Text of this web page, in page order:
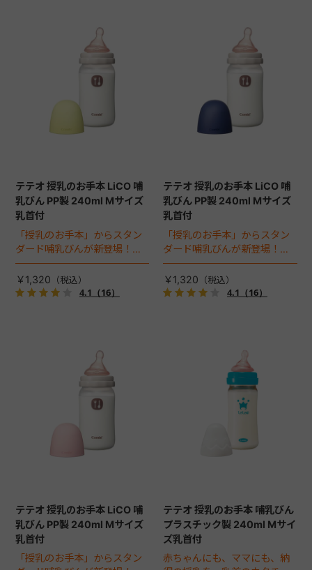
テテオ 授乳のお手本 LiCO 哺
乳びん PP製 240ml Mサイズ
乳首付
「授乳のお手本」からスタン
ダード哺乳びんが新登場！お
でかけにも軽くて便利なプラ
スチック製240mlボトル。
￥1,320
4.1 （16）
テテオ 授乳のお手本 LiCO 哺
乳びん PP製 240ml Mサイズ
乳首付
「授乳のお手本」からスタン
ダード哺乳びんが新登場！お
でかけにも軽くて便利なプラ
スチック製240mlボトル。
￥1,320
4.1 （16）
テテオ 授乳のお手本 LiCO 哺
乳びん PP製 240ml Mサイズ
乳首付
「授乳のお手本」からスタン
テテオ 授乳のお手本 哺乳びん
プラスチック製 240ml Mサイ
ズ乳首付
赤ちゃんにも、ママにも、納